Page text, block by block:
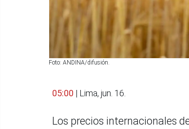
Foto: ANDINA/difusión.
05:00 | Lima, jun. 16.
Los precios internacionales